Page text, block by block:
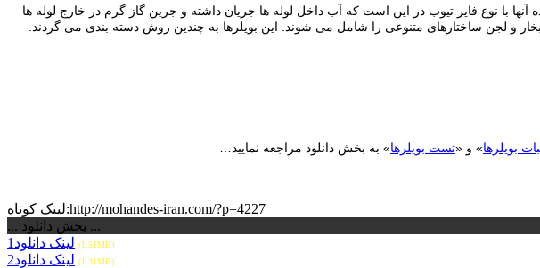
با نوع فایر تیوب در این است که آب داخل لوله ها جریان داشته و جرین گاز گرم در خارج لوله ها
و لجن ساختارهای متنوعی را شامل می شوند. این بویلرها به چندین روش دسته بندی می گردند.
بویلرها» و «تست بویلرها» به بخش دانلود مراجعه نمایید…
لینک کوتاه:http://mohandes-iran.com/?p=4227
... بخش دانلود ...
لینک دانلود1
(1.51MB)
لینک دانلود2 (1.31MB)